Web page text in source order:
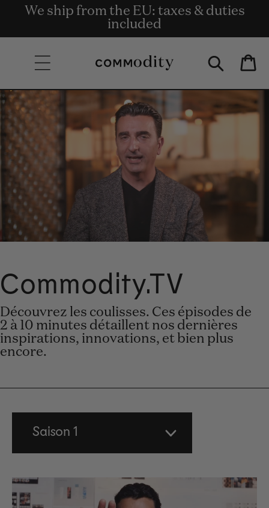
Skip to content
Livraison gratuite à partir de 135 €
d'achat.
We ship from the EU: taxes & duties
included
Get rewards for shopping with
Commodity.Circle
Bag
Commodity.TV
Découvrez les coulisses. Ces épisodes de
2 à 10 minutes détaillent nos dernières
inspirations, innovations, et bien plus
encore.
Unmute
Saison 1